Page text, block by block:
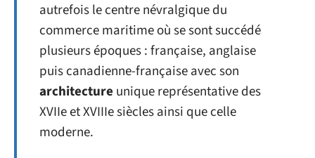
autrefois le centre névralgique du
commerce maritime où se sont succédé
plusieurs époques : française, anglaise
puis canadienne-française avec son
architecture unique représentative des
XVIIe et XVIIIe siècles ainsi que celle
moderne.